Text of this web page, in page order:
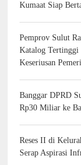
Kumaat Siap
Pemprov Sulut
Katalog
Keseriusan
Banggar DPRD
Rp30 Miliar ke
Reses II di
Serap Aspirasi